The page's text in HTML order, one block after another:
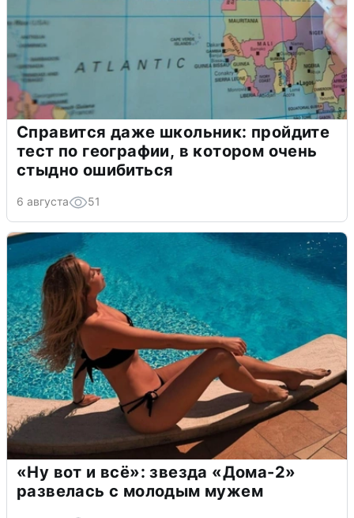
Справится даже школьник: пройдите
тест по географии, в котором очень
стыдно ошибиться
6 августа 51
«Ну вот и всё»: звезда «Дома-2»
развелась с молодым мужем